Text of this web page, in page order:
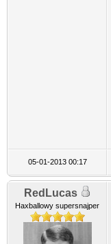
05-01-2013 00:17
RedLucas
Haxballowy supersnajper